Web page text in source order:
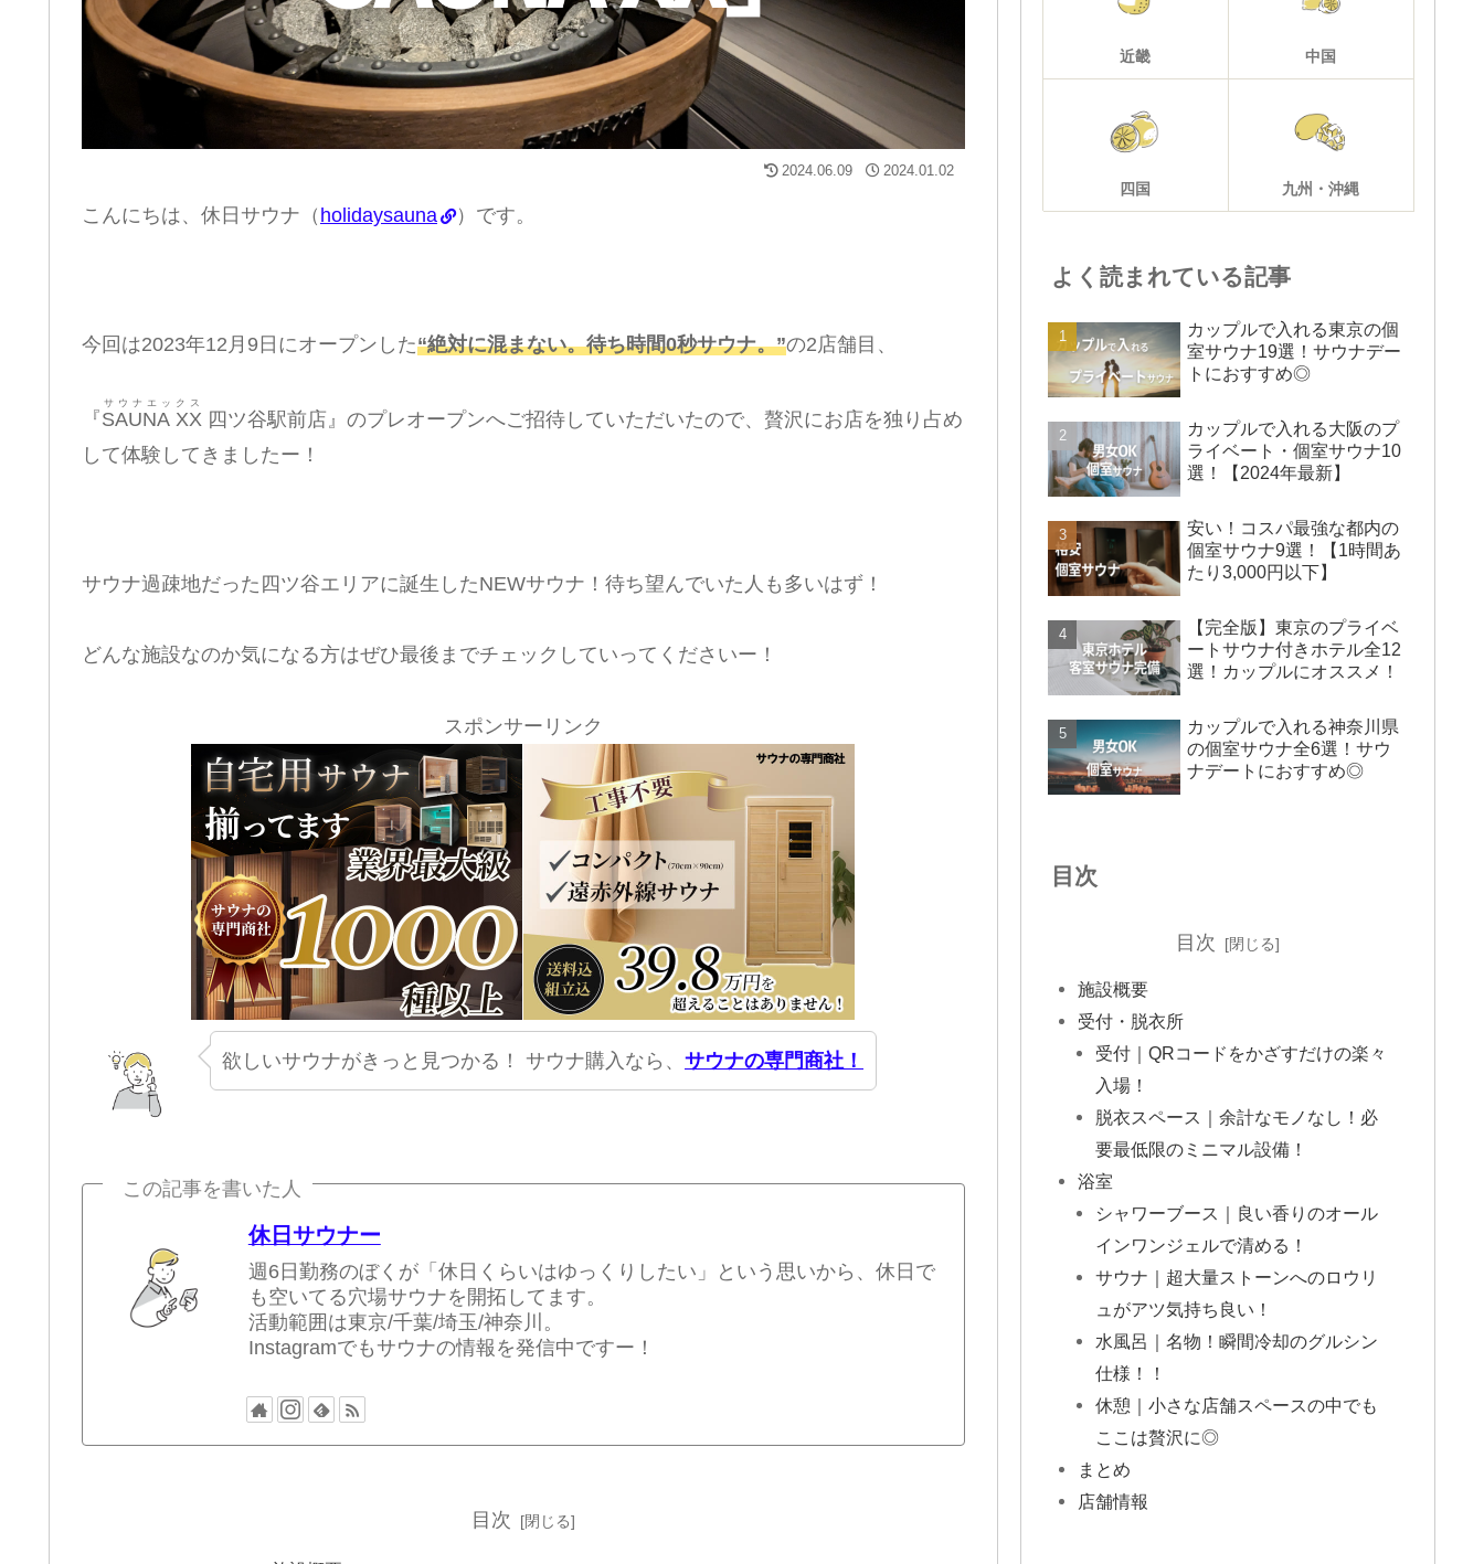
2024.06.09 2024.01.02
こんにちは、休日サウナ（ holidaysauna ）です。
今回は2023年12月9日にオープンした“絶対に混まない。待ち時間0秒サウナ。”の2店舗目、
『SAUNA XX
サウナエックス
四ツ谷駅前店』のプレオープンへご招待していただいたので、贅沢にお店を独り占め
して体験してきましたー！
サウナ過疎地だった四ツ谷エリアに誕生したNEWサウナ！待ち望んでいた人も多いはず！
どんな施設なのか気になる方はぜひ最後までチェックしていってくださいー！
スポンサーリンク
欲しいサウナがきっと見つかる！ サウナ購入なら、 サウナの専門商社！
この記事を書いた人
休日サウナー
週6日勤務のぼくが「休日くらいはゆっくりしたい」という思いから、休日で
も空いてる穴場サウナを開拓してます。
活動範囲は東京/千葉/埼玉/神奈川。
Instagramでもサウナの情報を発信中ですー！
目次
近畿 中国
四国 九州・沖縄
よく読まれている記事
カップルで入れる東京の個
室サウナ19選！サウナデー
トにおすすめ◎
カップルで入れる大阪のプ
ライベート・個室サウナ10
選！【2024年最新】
安い！コスパ最強な都内の
個室サウナ9選！【1時間あ
たり3,000円以下】
【完全版】東京のプライベ
ートサウナ付きホテル全12
選！カップルにオススメ！
カップルで入れる神奈川県
の個室サウナ全6選！サウ
ナデートにおすすめ◎
目次
目次
施設概要
受付・脱衣所
受付｜QRコードをかざすだけの楽々
入場！
脱衣スペース｜余計なモノなし！必
要最低限のミニマル設備！
浴室
シャワーブース｜良い香りのオール
インワンジェルで清める！
サウナ｜超大量ストーンへのロウリ
ュがアツ気持ち良い！
水風呂｜名物！瞬間冷却のグルシン
仕様！！
休憩｜小さな店舗スペースの中でも
ここは贅沢に◎
まとめ
店舗情報